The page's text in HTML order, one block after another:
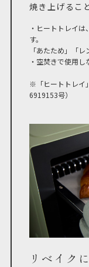
焼き上げるこ
・ヒートトレイ
す。
「あたため」「
・空焚きで使用し
※「ヒートトレイ
6919153号）
リベイク